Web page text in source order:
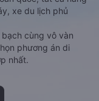
xe du lịch phủ
cùng vô vàn
phương án di
nhất.